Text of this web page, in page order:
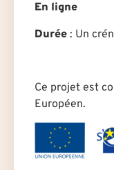
En ligne
Durée : Un
Ce projet est
Européen.